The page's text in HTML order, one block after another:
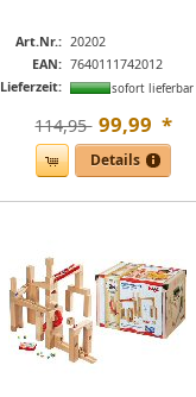
Art.Nr.: 20202
EAN: 7640111742012
Lieferzeit:
sofort lieferbar
114,95  99,99 *
Details